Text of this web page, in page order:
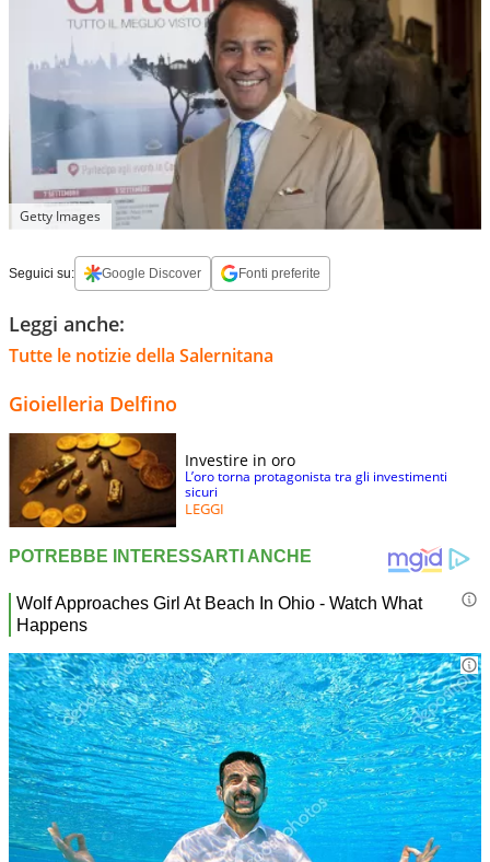
Getty Images
Seguici su: Google Discover Fonti preferite
Leggi anche:
Tutte le notizie della Salernitana
Gioielleria Delfino
Investire in oro
L’oro torna protagonista tra gli investimenti
sicuri
LEGGI